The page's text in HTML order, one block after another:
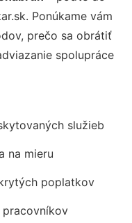
Ponúkame vám
prečo sa obrátiť
spolupráce
služieb
na mieru
poplatkov